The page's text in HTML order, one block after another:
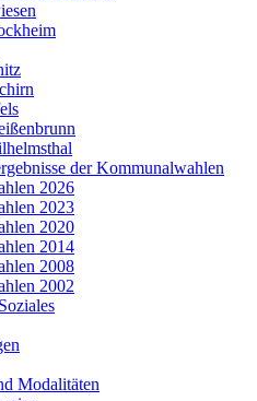
der Kommunalwahlen
2026
2023
2020
2014
2008
2002
Modalitäten